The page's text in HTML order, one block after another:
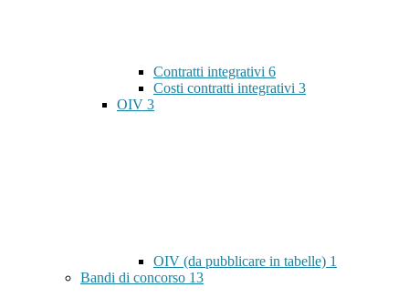
Contratti integrativi 6
Costi contratti integrativi 3
OIV 3
OIV (da pubblicare in tabelle) 1
Bandi di concorso 13